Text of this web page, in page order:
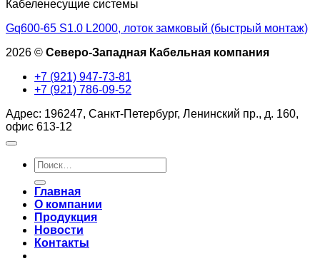
Кабеленесущие системы
Gq600-65 S1.0 L2000, лоток замковый (быстрый монтаж)
2026 © Северо-Западная Кабельная компания
+7 (921) 947-73-81
+7 (921) 786-09-52
Адрес: 196247, Санкт-Петербург, Ленинский пр., д. 160,
офис 613-12
Искать:
Главная
О компании
Продукция
Новости
Контакты